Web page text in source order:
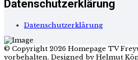
Datenschutzerklärung
Datenschutzerklärung
© Copyright 2026 Homepage TV
vorbehalten. Designed by Helmut